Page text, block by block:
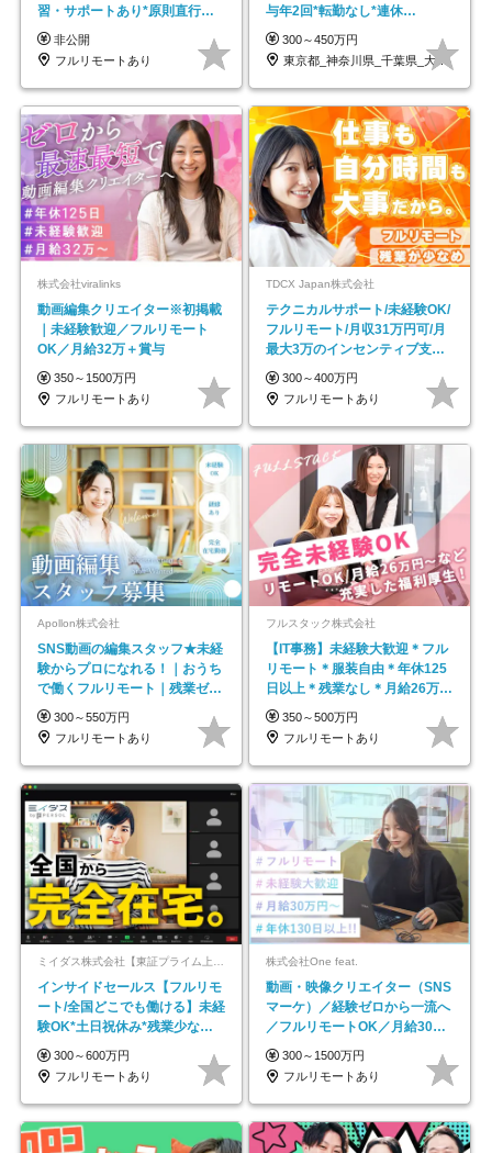
習・サポートあり*原則直行直
帰／全国募集・業務委託
非公開
フルリモートあり
与年2回*転勤なし*連休
OK/ZE010232
300～450万円
東京都_神奈川県_千葉県_大阪府_愛知県…
株式会社viralinks
動画編集クリエイター※初掲載
｜未経験歓迎／フルリモート
OK／月給32万＋賞与
350～1500万円
フルリモートあり
TDCX Japan株式会社
テクニカルサポート/未経験OK/
フルリモート/月収31万円可/月
最大3万のインセンティブ支給/
平均年齢33歳
300～400万円
フルリモートあり
Apollon株式会社
SNS動画の編集スタッフ★未経
験からプロになれる！｜おうち
で働くフルリモート｜残業ゼロ
で18時退勤◎
300～550万円
フルリモートあり
フルスタック株式会社
【IT事務】未経験大歓迎＊フル
リモート＊服装自由＊年休125
日以上＊残業なし＊月給26万円
以上
350～500万円
フルリモートあり
ミイダス株式会社【東証プライム上場パーソルグループ】
インサイドセールス【フルリモ
ート/全国どこでも働ける】未経
験OK*土日祝休み*残業少なめ*
在宅勤務手当あり
300～600万円
フルリモートあり
株式会社One feat.
動画・映像クリエイター（SNS
マーケ）／経験ゼロから一流へ
／フルリモートOK／月給30万
円～／年休130日以上
300～1500万円
フルリモートあり